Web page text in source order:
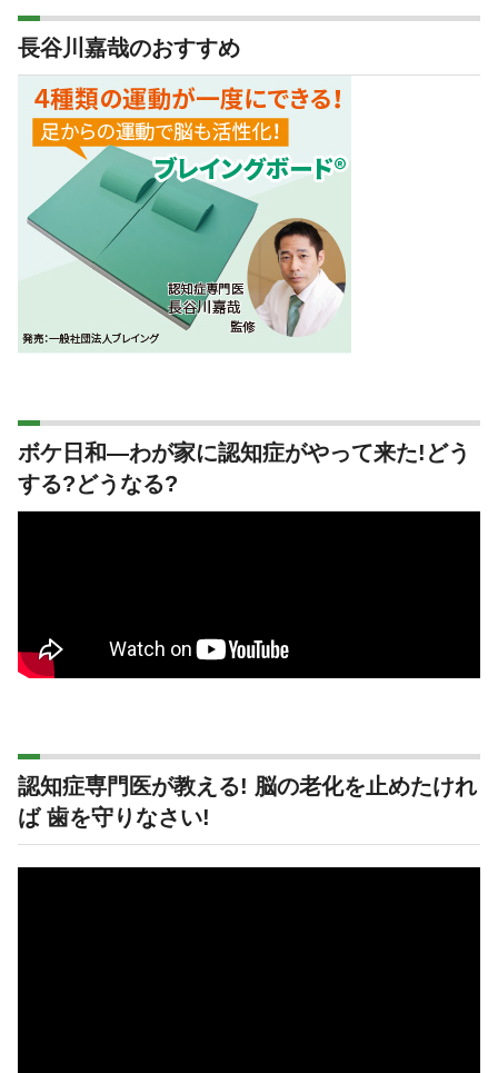
長谷川嘉哉のおすすめ
ボケ日和―わが家に認知症がやって来た!どう
する?どうなる?
認知症専門医が教える! 脳の老化を止めたけれ
ば 歯を守りなさい!